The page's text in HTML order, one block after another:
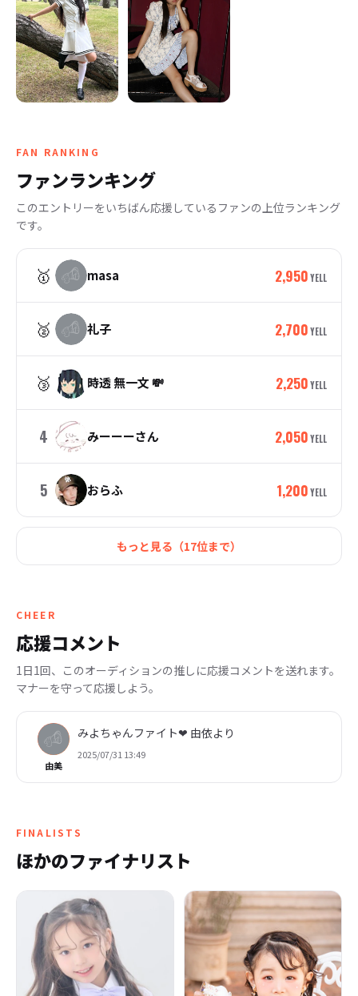
FAN RANKING
ファンランキング
このエントリーをいちばん応援しているファンの上位ランキング
です。
🥇 masa 2,950YELL
🥈 礼子 2,700YELL
🥉 時透 無一文 💸 2,250YELL
4 みーーーさん 2,050YELL
5 おらふ 1,200YELL
もっと見る（17位まで）
CHEER
応援コメント
1日1回、このオーディションの推しに応援コメントを送れます。
マナーを守って応援しよう。
由美
みよちゃんファイト❤ 由依より
2025/07/31 13:49
FINALISTS
ほかのファイナリスト